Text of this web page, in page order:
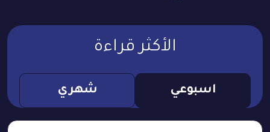
الأكثر قراءة
اسبوعي شهري